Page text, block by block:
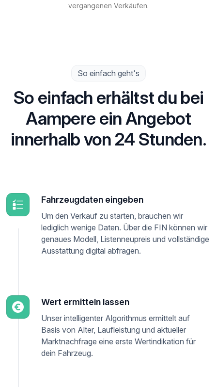
vergangenen Verkäufen.
So einfach geht's
So einfach erhältst du bei
Aampere ein Angebot
innerhalb von 24 Stunden.
Fahrzeugdaten eingeben
Um den Verkauf zu starten, brauchen wir
lediglich wenige Daten. Über die FIN können wir
genaues Modell, Listenneupreis und vollständige
Ausstattung digital abfragen.
Wert ermitteln lassen
Unser intelligenter Algorithmus ermittelt auf
Basis von Alter, Laufleistung und aktueller
Marktnachfrage eine erste Wertindikation für
dein Fahrzeug.